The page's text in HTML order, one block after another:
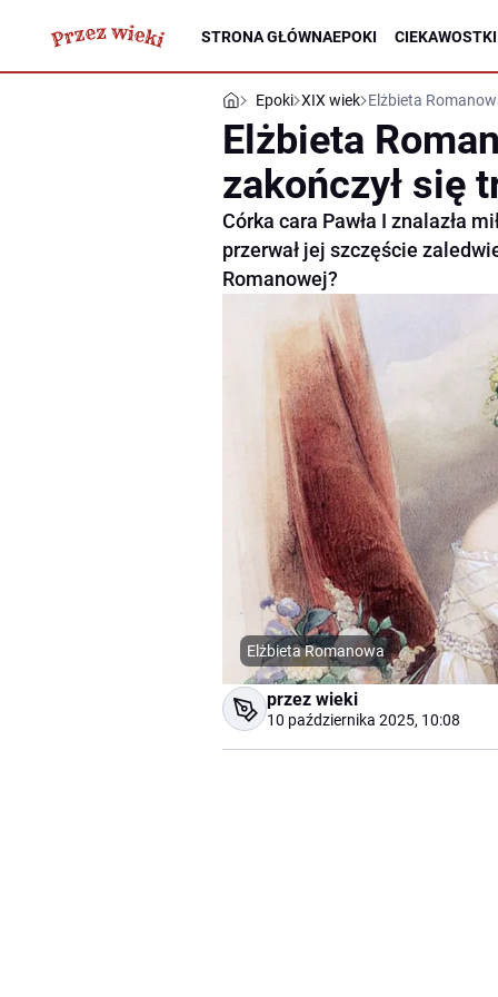
STRONA GŁÓWNAEPOKI
Epoki XIX wiek Elżbieta
Elżbieta
zakończył się
Córka cara Pawła I znalazła
przerwał jej szczęście
Romanowej?
Elżbieta Romanowa
przez wieki
10 października 2025, 10:08